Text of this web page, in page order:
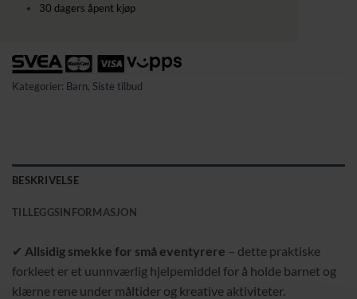
30 dagers åpent kjøp
Kategorier: Barn, Siste tilbud
BESKRIVELSE
TILLEGGSINFORMASJON
✔ Allsidig smekke for små eventyrere – dette praktiske
forkleet er et uunnværlig hjelpemiddel for å holde barnet og
klærne rene under måltider og kreative aktiviteter.